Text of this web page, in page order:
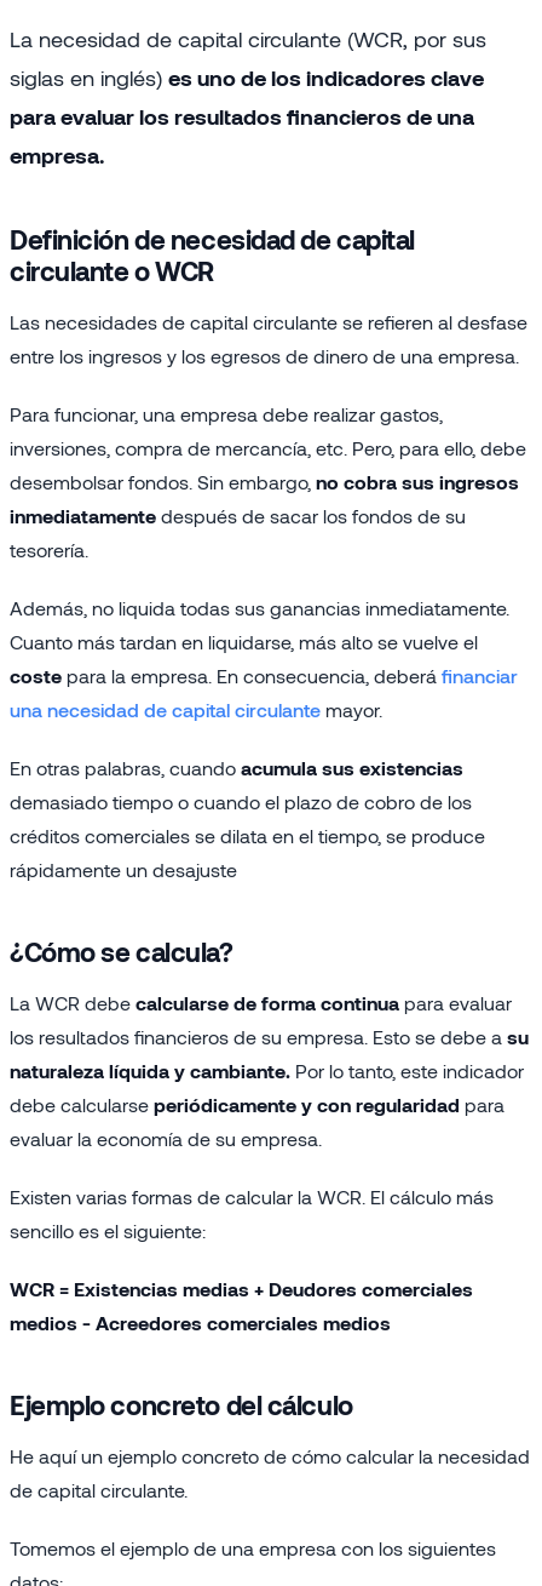
La necesidad de capital circulante (WCR, por sus
siglas en inglés) es uno de los indicadores clave
para evaluar los resultados financieros de una
empresa.
Definición de necesidad de capital
circulante o WCR
Las necesidades de capital circulante se refieren al desfase
entre los ingresos y los egresos de dinero de una empresa.
Para funcionar, una empresa debe realizar gastos,
inversiones, compra de mercancía, etc. Pero, para ello, debe
desembolsar fondos. Sin embargo, no cobra sus ingresos
inmediatamente después de sacar los fondos de su
tesorería.
Además, no liquida todas sus ganancias inmediatamente.
Cuanto más tardan en liquidarse, más alto se vuelve el
coste para la empresa. En consecuencia, deberá financiar
una necesidad de capital circulante mayor.
En otras palabras, cuando acumula sus existencias
demasiado tiempo o cuando el plazo de cobro de los
créditos comerciales se dilata en el tiempo, se produce
rápidamente un desajuste
¿Cómo se calcula?
La WCR debe calcularse de forma continua para evaluar
los resultados financieros de su empresa. Esto se debe a su
naturaleza líquida y cambiante. Por lo tanto, este indicador
debe calcularse periódicamente y con regularidad para
evaluar la economía de su empresa.
Existen varias formas de calcular la WCR. El cálculo más
sencillo es el siguiente:
WCR = Existencias medias + Deudores comerciales
medios - Acreedores comerciales medios
Ejemplo concreto del cálculo
He aquí un ejemplo concreto de cómo calcular la necesidad
de capital circulante.
Tomemos el ejemplo de una empresa con los siguientes